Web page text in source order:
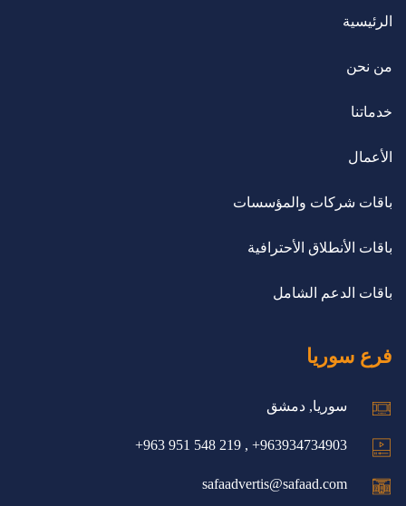
الرئيسية
من نحن
خدماتنا
الأعمال
باقات شركات والمؤسسات
باقات الأنطلاق الأحترافية
باقات الدعم الشامل
فرع سوريا
سوريا, دمشق
963934734903+ , 219 548 951 963+
safaadvertis@safaad.com